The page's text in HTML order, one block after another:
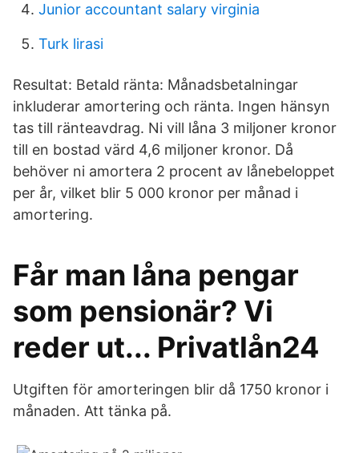
Junior accountant salary virginia
Turk lirasi
Resultat: Betald ränta: Månadsbetalningar
inkluderar amortering och ränta. Ingen hänsyn
tas till ränteavdrag. Ni vill låna 3 miljoner kronor
till en bostad värd 4,6 miljoner kronor. Då
behöver ni amortera 2 procent av lånebeloppet
per år, vilket blir 5 000 kronor per månad i
amortering.
Får man låna pengar
som pensionär? Vi
reder ut... Privatlån24
Utgiften för amorteringen blir då 1750 kronor i
månaden. Att tänka på.